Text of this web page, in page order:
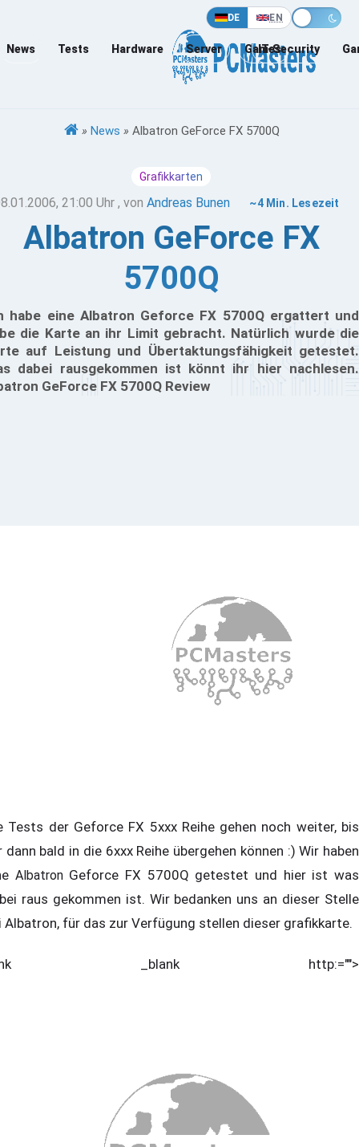
DE EN
News Tests Hardware Server Games
IT-Security
» News » Albatron GeForce FX 5700Q
Grafikkarten
21:00 Uhr , vonAndreas Bunen ~4 Min. Lesezeit
Albatron GeForce FX
5700Q
habe eine Albatron Geforce FX 5700Q ergattert und
die Karte an ihr Limit gebracht. Natürlich wurde die
auf Leistung und Übertaktungsfähigkeit getestet.
dabei rausgekommen ist könnt ihr hier nachlesen.
GeForce FX 5700Q Review
Tests der Geforce FX 5xxx Reihe gehen noch weiter, bis
dann bald in die 6xxx Reihe übergehen können :) Wir haben
Albatron Geforce FX 5700Q getestet und hier ist was
raus gekommen ist. Wir bedanken uns an dieser Stelle
Albatron, für das zur Verfügung stellen dieser grafikkarte.
_blank http:="">